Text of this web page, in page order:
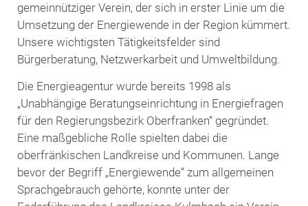
gemeinnütziger Verein, der sich in erster Linie um die
Umsetzung der Energiewende in der Region kümmert.
Unsere wichtigsten Tätigkeitsfelder sind
Bürgerberatung, Netzwerkarbeit und Umweltbildung.
Die Energieagentur wurde bereits 1998 als
„Unabhängige Beratungseinrichtung in Energiefragen
für den Regierungsbezirk Oberfranken“ gegründet.
Eine maßgebliche Rolle spielten dabei die
oberfränkischen Landkreise und Kommunen. Lange
bevor der Begriff „Energiewende“ zum allgemeinen
Sprachgebrauch gehörte, konnte unter der